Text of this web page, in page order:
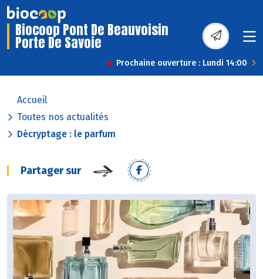
Biocoop Pont De Beauvoisin
Porte De Savoie
Prochaine ouverture : Lundi 14:00
Accueil
Toutes nos actualités
Décryptage : le parfum
Partager sur